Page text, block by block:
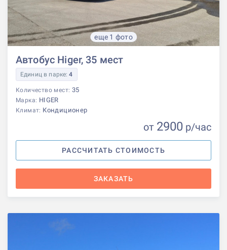
еще 1 фото
Автобус Higer, 35 мест
Единиц в парке:4
Количество мест: 35
Марка: HIGER
Климат: Кондиционер
от 2900 р/час
РАССЧИТАТЬ СТОИМОСТЬ
ЗАКАЗАТЬ